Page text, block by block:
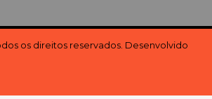
os direitos reservados. Desenvolvido